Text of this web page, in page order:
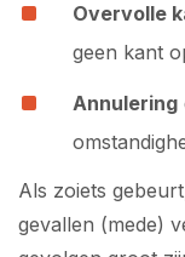
Overvolle
geen kant
Annulering
Als zoiets
gevallen (mede)